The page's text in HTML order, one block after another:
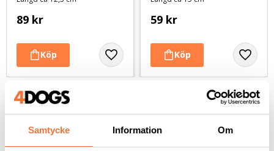
Samtycke Information Om
89 kr 59 kr